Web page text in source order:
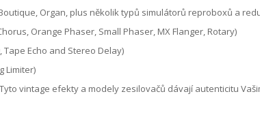
Boutique, Organ, plus několik typů simulátorů reproboxů a
Orange Phaser, Small Phaser, MX Flanger, Rotary)
Tape Echo and Stereo Delay)
Limiter)
vintage efekty a modely zesilovačů dávají autenticitu